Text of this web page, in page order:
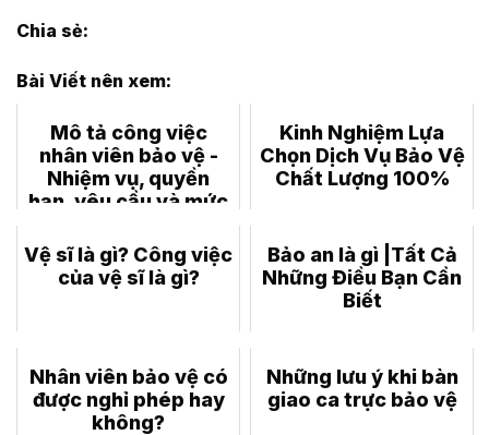
Chia sẻ:
Bài Viết nên xem:
Mô tả công việc
nhân viên bảo vệ -
Nhiệm vụ, quyền
hạn, yêu cầu và mức
Kinh Nghiệm Lựa
Chọn Dịch Vụ Bảo Vệ
Chất Lượng 100%
Vệ sĩ là gì? Công việc
của vệ sĩ là gì?
Bảo an là gì |Tất Cả
Những Điều Bạn Cần
Biết
Nhân viên bảo vệ có
được nghỉ phép hay
không?
Những lưu ý khi bàn
giao ca trực bảo vệ